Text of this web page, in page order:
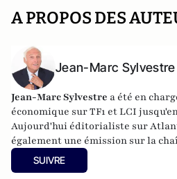
A PROPOS DES
Jean-Marc Sylvestre
Jean-Marc Sylvestre a été en
économique sur TF1 et LCI
Aujourd'hui éditorialiste sur
également une émission sur la
SUIVRE